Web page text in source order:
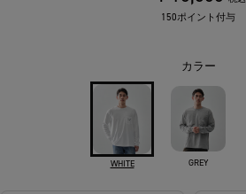
150ポイント付与
カラー
WHITE GREY